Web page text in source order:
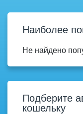
Наиболее
Не найдено
Подберите
кошельку